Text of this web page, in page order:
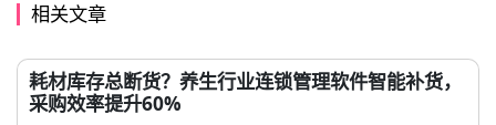
相关文章
耗材库存总断货？养生行业连锁管理软件智能补货，
采购效率提升60%